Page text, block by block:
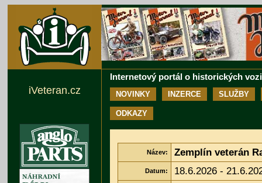
Internetový portál o historických
NOVINKY INZERCE SLUŽBY
ODKAZY
Název: Zemplín veterán
Datum: 18.6.2026 -
iVeteran.cz